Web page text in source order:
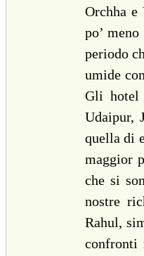
Orchha e
po’
periodo
umide
Gli hotel
Udaipur,
quella di
maggior
che si
nostre
Rahul,
confronti